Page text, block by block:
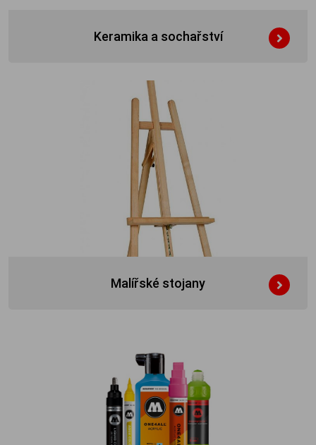
Keramika a sochařství
Malířské stojany